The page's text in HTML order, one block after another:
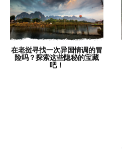
在老挝寻找一次异国情调的冒
险吗？探索这些隐秘的宝藏
吧！